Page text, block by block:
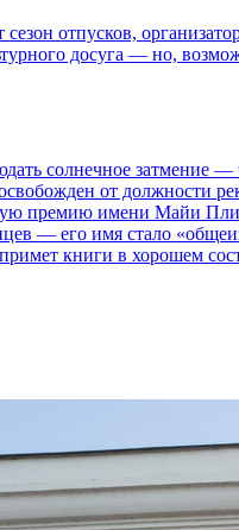
отпусков,
досуга — но,
солнечное затмение
от должности
премию имени Майи
— его имя стало
книги в хорошем